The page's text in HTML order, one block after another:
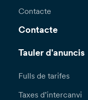
Contacte
Contacte
Tauler d'anuncis
Fulls de tarifes
Taxes d’intercanvi